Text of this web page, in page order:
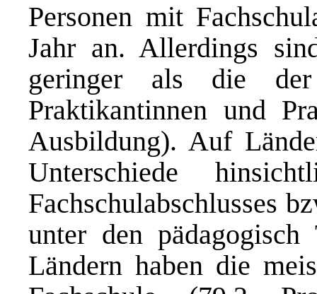
Personen mit
Jahr an. Allerdings
geringer als die
Praktikantinnen und
Ausbildung). Auf
Unterschiede
Fachschulabschlusses
unter den
Ländern haben die